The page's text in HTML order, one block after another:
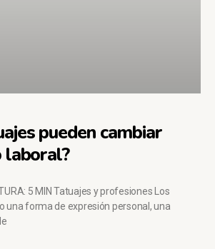
pueden cambiar
5 MIN Tatuajes y profesiones Los
una forma de expresión personal, una